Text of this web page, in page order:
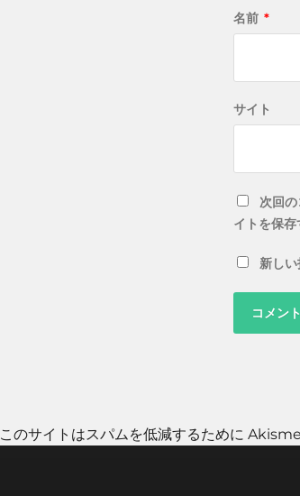
名前 *
サイト
次回
イトを保存
新し
このサイトはスパムを低減するために